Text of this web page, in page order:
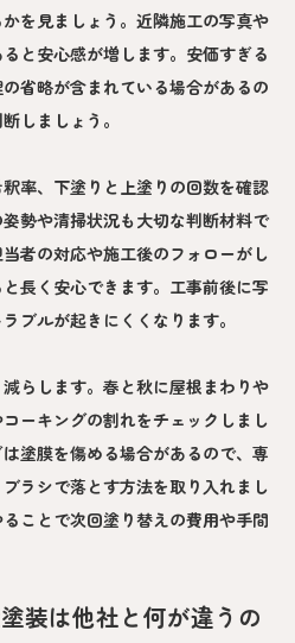
を見ましょう。近隣施工の写真や
と安心感が増します。安価すぎる
省略が含まれている場合があるの
しましょう。
率、下塗りと上塗りの回数を確認
勢や清掃状況も大切な判断材料で
者の対応や施工後のフォローがし
長く安心できます。工事前後に写
ブルが起きにくくなります。
らします。春と秋に屋根まわりや
ーキングの割れをチェックしまし
塗膜を傷める場合があるので、専
ラシで落とす方法を取り入れまし
ことで次回塗り替えの費用や手間
装は他社と何が違うの